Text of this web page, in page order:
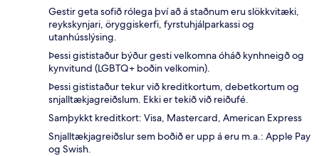
Gestir geta sofið rólega því að á staðnum eru slökkvitæki,
reykskynjari, öryggiskerfi, fyrstuhjálparkassi og
utanhússlýsing.
Þessi gististaður býður gesti velkomna óháð kynhneigð og
kynvitund (LGBTQ+ boðin velkomin).
Þessi gististaður tekur við kreditkortum, debetkortum og
snjalltækjagreiðslum. Ekki er tekið við reiðufé.
Samþykkt kreditkort: Visa, Mastercard, American Express
Snjalltækjagreiðslur sem boðið er upp á eru m.a.: Apple Pay
og Swish.